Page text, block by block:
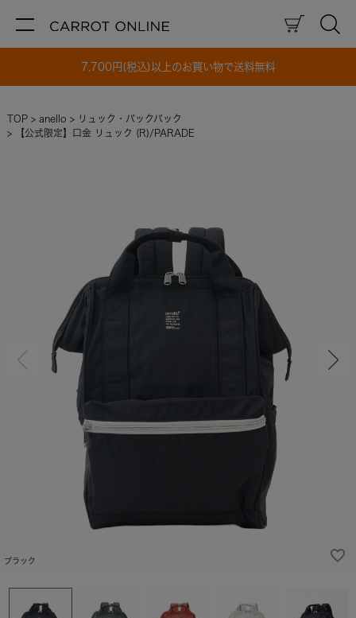
7,700円(税込)以上のお買い物で送料無料
TOP anello
リュック・バックパック
【公式限定】口金 リュック (R)/PARADE
ブラック